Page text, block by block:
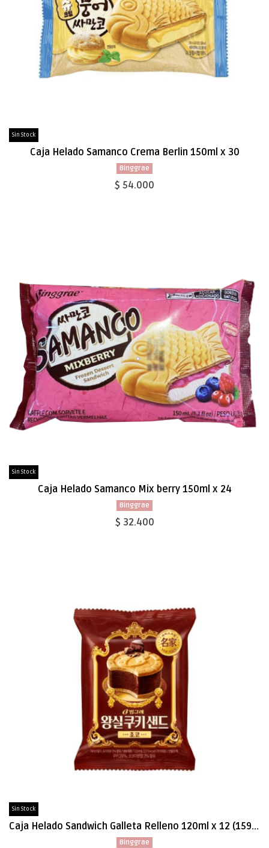
Sin Stock
Caja Helado Samanco Crema Berlin 150ml x 30
Binggrae
$ 54.000
Sin Stock
Caja Helado Samanco Mix berry 150ml x 24
Binggrae
$ 32.400
Sin Stock
Caja Helado Sandwich Galleta Relleno 120ml x 12 (1590)
Binggrae